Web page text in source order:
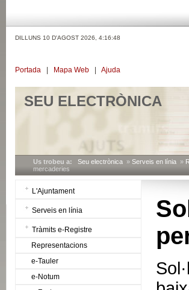
DILLUNS 10 D'AGOST 2026, 4:16:48
Portada Mapa Web Ajuda
SEU ELECTRÒNICA
Us trobeu a: Seu electrònica » Serveis en línia »
mercaderies
L'Ajuntament
Serveis en línia
Tràmits e-Registre
Representacions
e-Tauler
e-Notum